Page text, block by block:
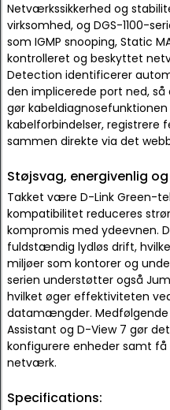
Netværkssikkerhed og
virksomhed, og DGS-1100-
som IGMP snooping, Static
kontrolleret og beskyttet
Detection identificerer
den implicerede port ned, så
gør
kabelforbindelser, registrere
sammen direkte via det
Støjsvag, energivenlig
Takket være D-Link Green-
kompatibilitet reduceres
kompromis med ydeevnen.
fuldstændig lydløs drift,
miljøer som kontorer og
serien understøtter også
hvilket øger effektiviteten
datamængder.
Assistant og D-View 7 gør
konfigurere enheder samt
netværk.
Specifications: